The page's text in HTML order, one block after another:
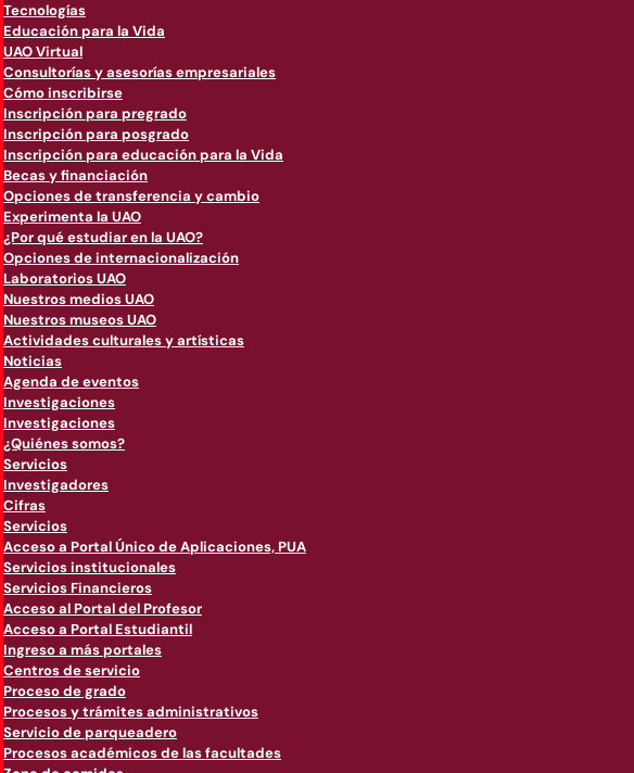
Tecnologías
Educación para la Vida
UAO Virtual
Consultorías y asesorías empresariales
Cómo inscribirse
Inscripción para pregrado
Inscripción para posgrado
Inscripción para educación para la Vida
Becas y financiación
Opciones de transferencia y cambio
Experimenta la UAO
¿Por qué estudiar en la UAO?
Opciones de internacionalización
Laboratorios UAO
Nuestros medios UAO
Nuestros museos UAO
Actividades culturales y artísticas
Noticias
Agenda de eventos
Investigaciones
Investigaciones
¿Quiénes somos?
Servicios
Investigadores
Cifras
Servicios
Acceso a Portal Único de Aplicaciones, PUA
Servicios institucionales
Servicios Financieros
Acceso al Portal del Profesor
Acceso a Portal Estudiantil
Ingreso a más portales
Centros de servicio
Proceso de grado
Procesos y trámites administrativos
Servicio de parqueadero
Procesos académicos de las facultades